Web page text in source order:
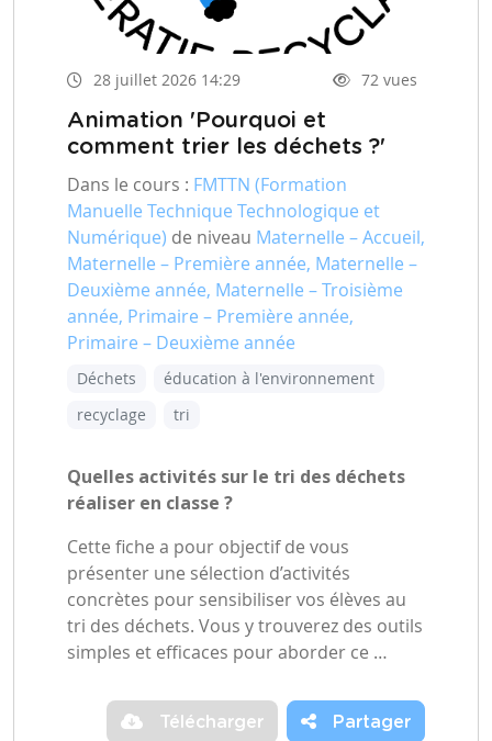
28 juillet 2026 14:29 72 vues
Animation 'Pourquoi et
comment trier les déchets ?'
Dans le cours : FMTTN (Formation
Manuelle Technique Technologique et
Numérique) de niveau Maternelle – Accueil,
Maternelle – Première année, Maternelle –
Deuxième année, Maternelle – Troisième
année, Primaire – Première année,
Primaire – Deuxième année
Déchets
éducation à l'environnement
recyclage
tri
Quelles activités sur le tri des déchets
réaliser en classe ?
Cette fiche a pour objectif de vous
présenter une sélection d’activités
concrètes pour sensibiliser vos élèves au
tri des déchets. Vous y trouverez des outils
simples et efficaces pour aborder ce …
Télécharger Partager